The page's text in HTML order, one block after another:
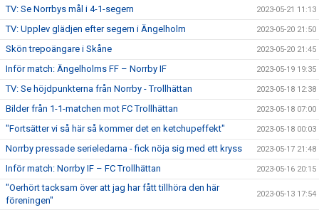
TV: Se Norrbys mål i 4-1-segern 2023-05-21 11:13
TV: Upplev glädjen efter segern i Ängelholm 2023-05-20 21:50
Skön trepoängare i Skåne 2023-05-20 21:45
Inför match: Ängelholms FF – Norrby IF 2023-05-19 19:35
TV: Se höjdpunkterna från Norrby - Trollhättan 2023-05-18 12:38
Bilder från 1-1-matchen mot FC Trollhättan 2023-05-18 07:00
"Fortsätter vi så här så kommer det en ketchupeffekt" 2023-05-18 00:03
Norrby pressade serieledarna - fick nöja sig med ett kryss 2023-05-17 21:48
Inför match: Norrby IF – FC Trollhättan 2023-05-16 20:15
"Oerhört tacksam över att jag har fått tillhöra den här
föreningen"
2023-05-13 17:54